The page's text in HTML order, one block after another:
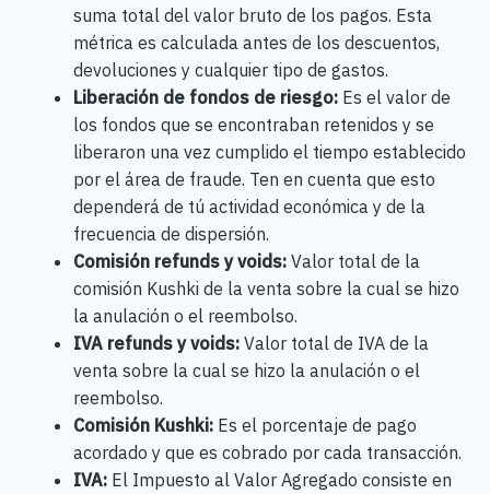
suma total del valor bruto de los pagos. Esta
métrica es calculada antes de los descuentos,
devoluciones y cualquier tipo de gastos.
Liberación de fondos de riesgo:Es el valor de
los fondos que se encontraban retenidos y se
liberaron una vez cumplido el tiempo establecido
por el área de fraude. Ten en cuenta que esto
dependerá de tú actividad económica y de la
frecuencia de dispersión.
Comisión refunds y voids:Valor total de la
comisión Kushki de la venta sobre la cual se hizo
la anulación o el reembolso.
IVA refunds y voids:Valor total de IVA de la
venta sobre la cual se hizo la anulación o el
reembolso.
Comisión Kushki:Es el porcentaje de pago
acordado y que es cobrado por cada transacción.
IVA:El Impuesto al Valor Agregado consiste en